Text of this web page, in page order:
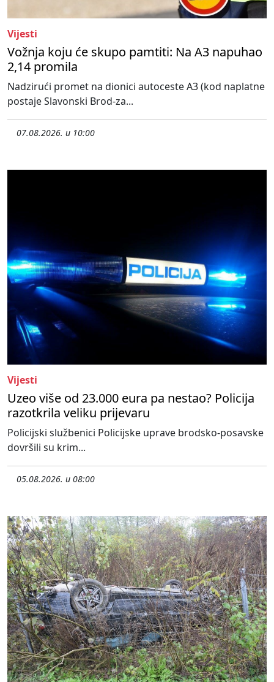
Vijesti
Vožnja koju će skupo pamtiti: Na A3 napuhao
2,14 promila
Nadzirući promet na dionici autoceste A3 (kod naplatne
postaje Slavonski Brod-za...
07.08.2026. u 10:00
Vijesti
Uzeo više od 23.000 eura pa nestao? Policija
razotkrila veliku prijevaru
Policijski službenici Policijske uprave brodsko-posavske
dovršili su krim...
05.08.2026. u 08:00